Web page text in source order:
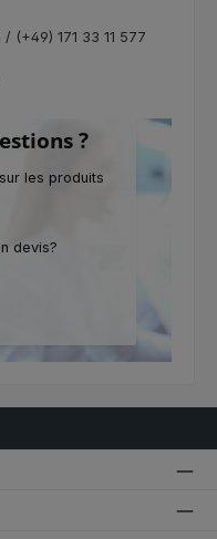
(+49) 171 33 11 577
?
les produits
devis?